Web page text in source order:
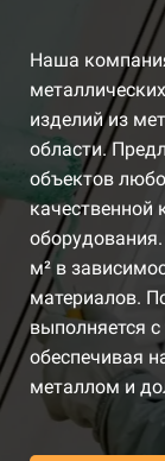
Наша
изделий из
области.
объектов
качественной
м² в
материалов.
выполняется
обеспечивая
металлом и